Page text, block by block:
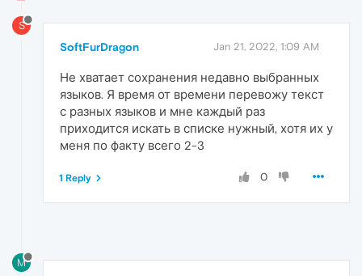
S
SoftFurDragon Jan 21, 2022, 1:09 AM
Не хватает сохранения недавно выбранных
языков. Я время от времени перевожу текст
с разных языков и мне каждый раз
приходится искать в списке нужный, хотя их у
меня по факту всего 2-3
0
1 Reply
M